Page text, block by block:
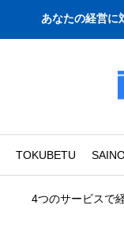
あなたの経営に
TOKUBETU
4つのサービスで